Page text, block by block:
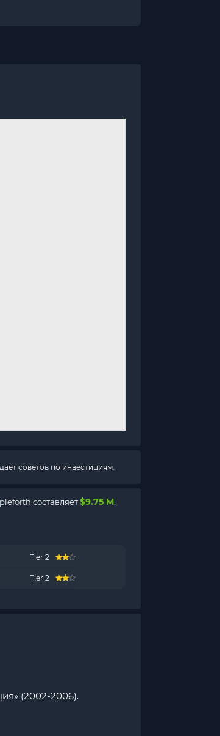
советов по инвестициям.
составляет$9.75 M
Tier 2
Tier 2
(2002-2006).